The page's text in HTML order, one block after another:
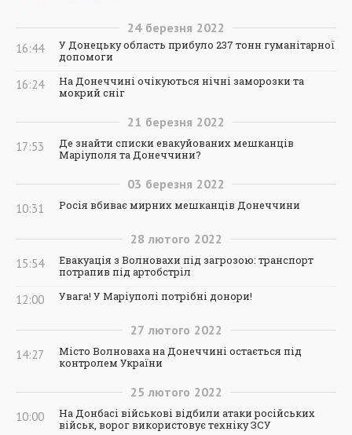
24 березня 2022
16:44
У Донецьку область прибуло 237 тонн гуманітарної
допомоги
16:24
На Донеччині очікуються нічні заморозки та
мокрий сніг
21 березня 2022
17:53
Де знайти списки евакуйованих мешканців
Маріуполя та Донеччини?
03 березня 2022
10:31 Росія вбиває мирних мешканців Донеччини
28 лютого 2022
15:54
Евакуація з Волновахи під загрозою: транспорт
потрапив під артобстріл
12:00 Увага! У Маріуполі потрібні донори!
27 лютого 2022
14:27
Місто Волноваха на Донеччині остається під
контролем України
25 лютого 2022
10:00
На Донбасі військові відбили атаки російських
військ, ворог використовує техніку ЗСУ